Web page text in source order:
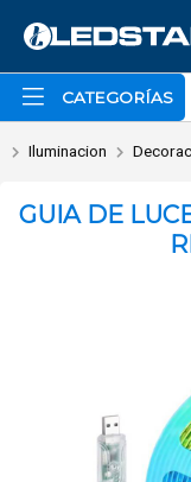
Enviar a email
CATEGORÍAS
Iluminacion
GUIA DE